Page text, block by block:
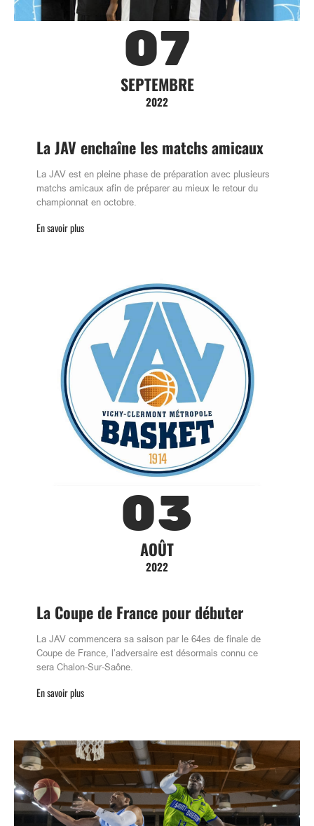
07
SEPTEMBRE
2022
La JAV enchaîne les matchs amicaux
La JAV est en pleine phase de préparation avec plusieurs
matchs amicaux afin de préparer au mieux le retour du
championnat en octobre.
En savoir plus
03
AOÛT
2022
La Coupe de France pour débuter
La JAV commencera sa saison par le 64es de finale de
Coupe de France, l’adversaire est désormais connu ce
sera Chalon-Sur-Saône.
En savoir plus